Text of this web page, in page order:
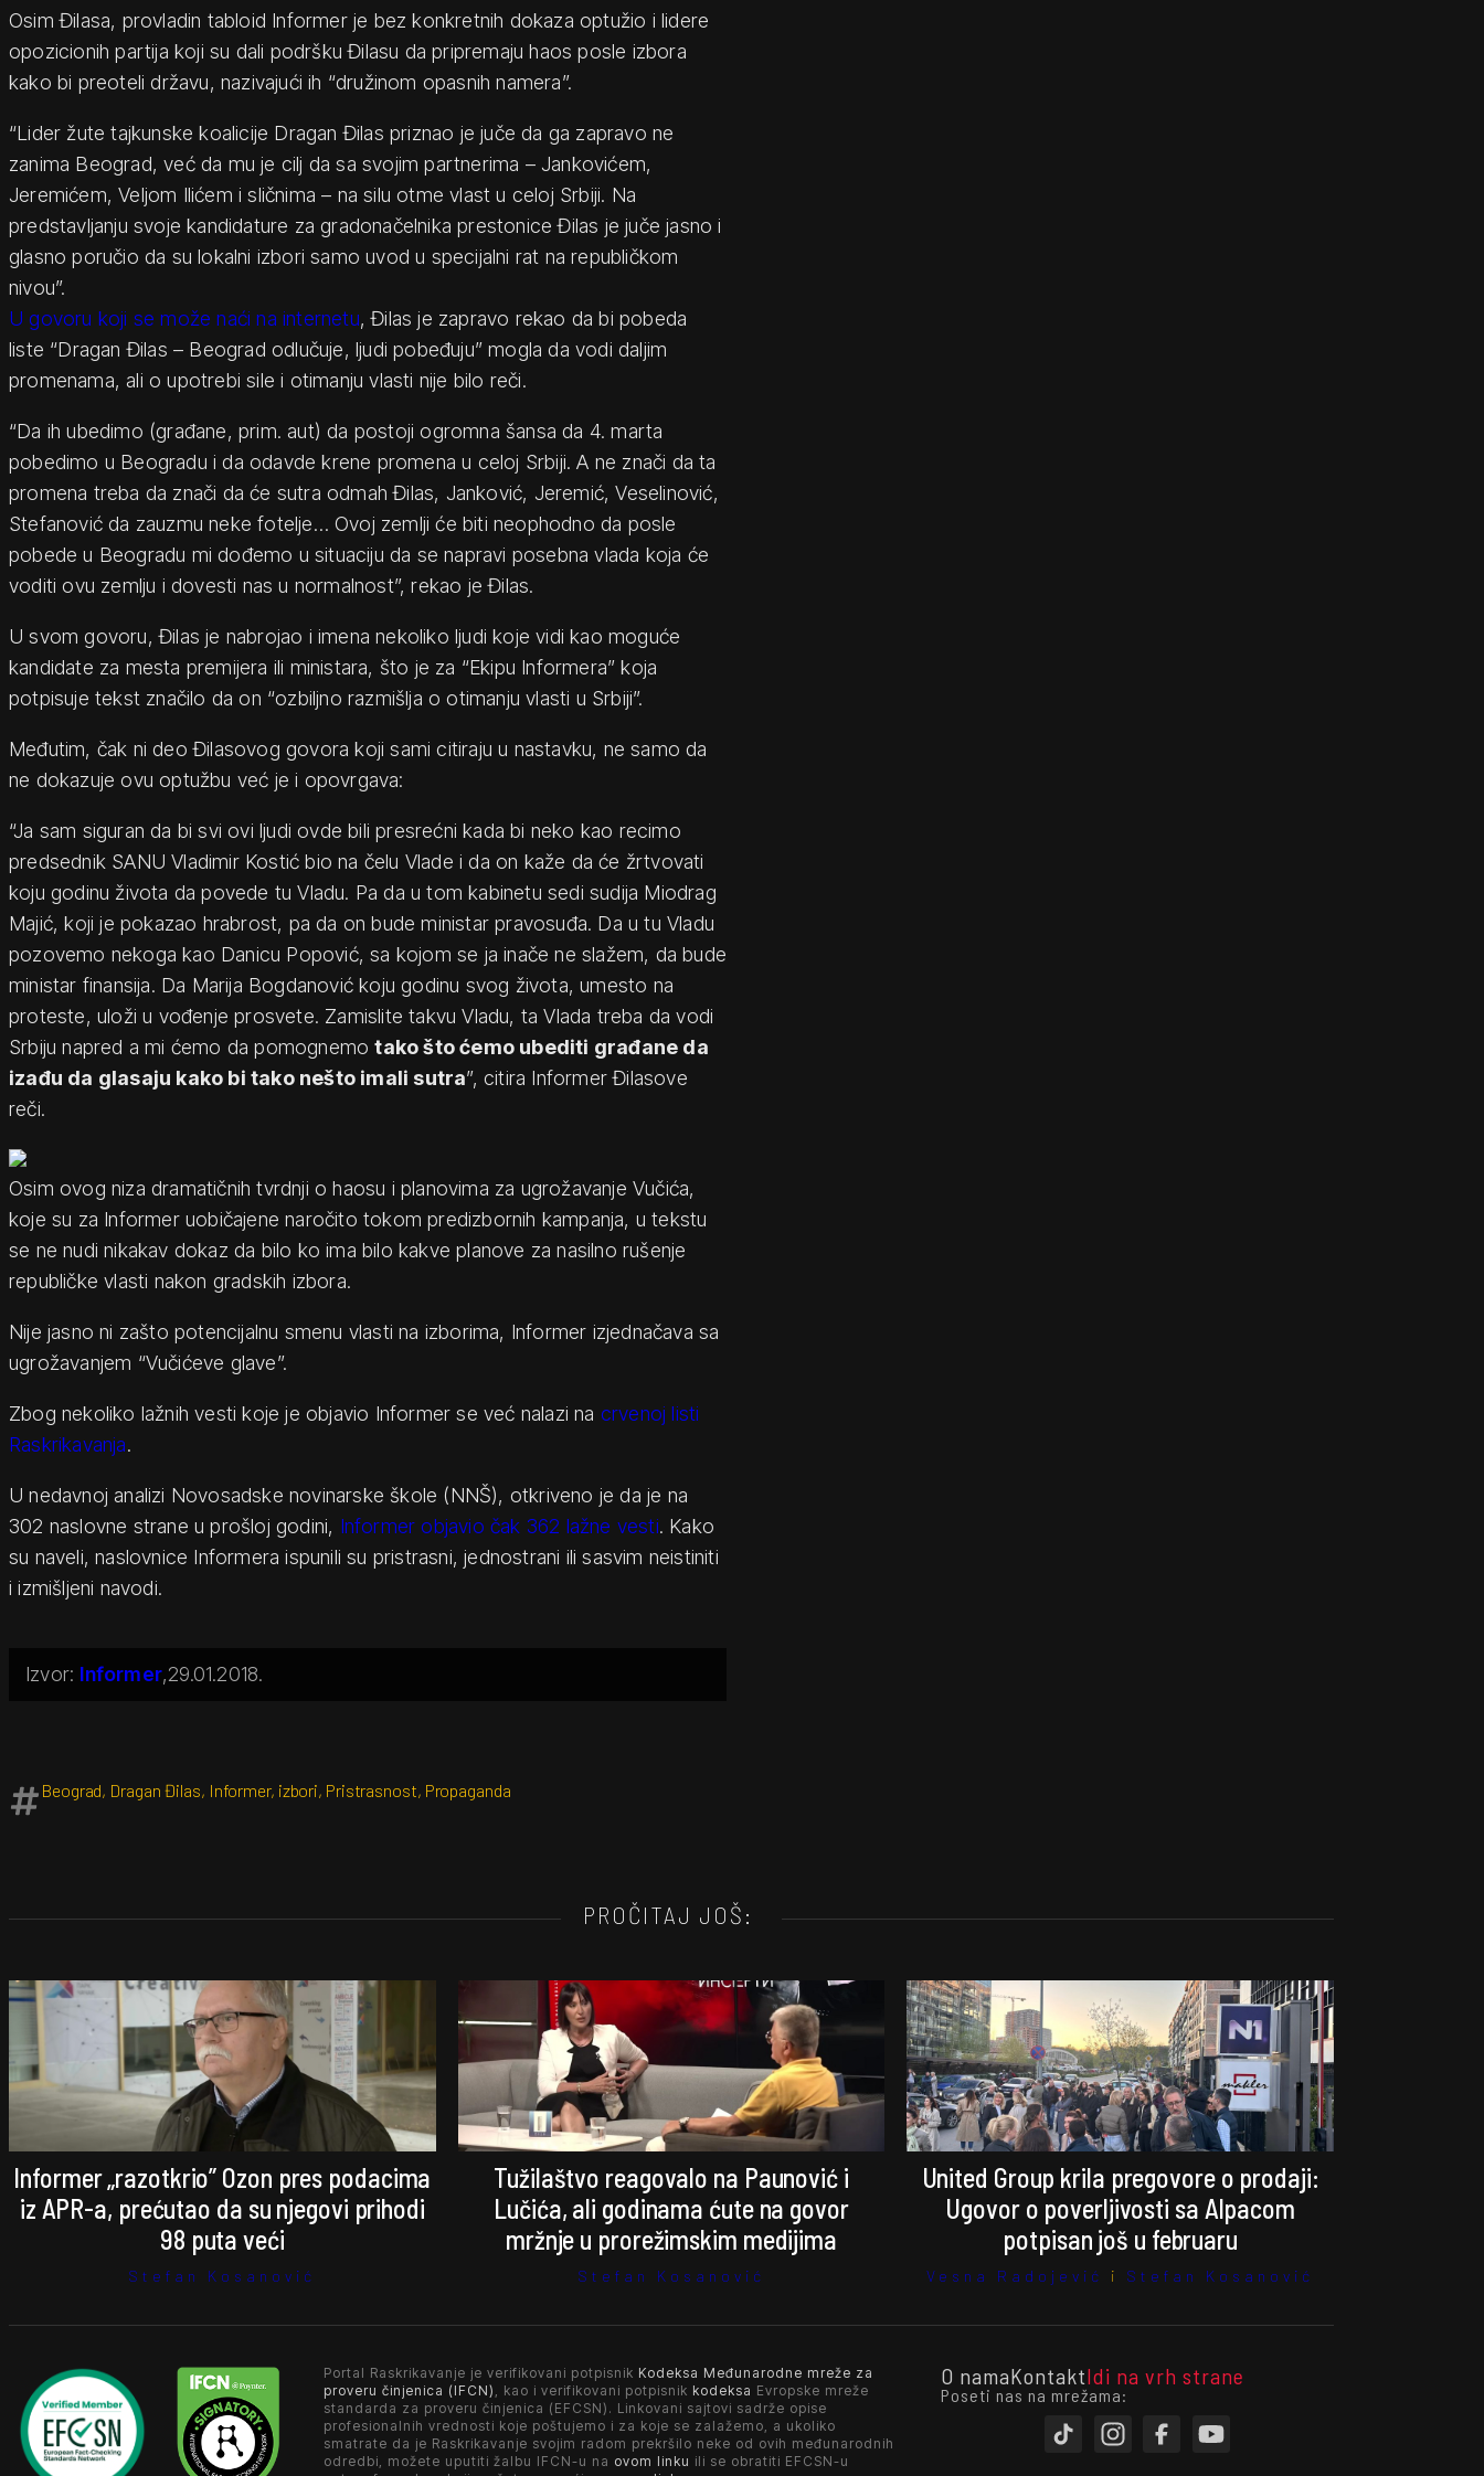
Osim Đilasa, provladin tabloid Informer je bez konkretnih dokaza optužio i lidere
opozicionih partija koji su dali podršku Đilasu da pripremaju haos posle izbora
kako bi preoteli državu, nazivajući ih “družinom opasnih namera”.
“Lider žute tajkunske koalicije Dragan Đilas priznao je juče da ga zapravo ne
zanima Beograd, već da mu je cilj da sa svojim partnerima – Jankovićem,
Jeremićem, Veljom Ilićem i sličnima – na silu otme vlast u celoj Srbiji. Na
predstavljanju svoje kandidature za gradonačelnika prestonice Đilas je juče jasno i
glasno poručio da su lokalni izbori samo uvod u specijalni rat na republičkom
nivou”.
U govoru koji se može naći na internetu, Đilas je zapravo rekao da bi pobeda
liste “Dragan Đilas – Beograd odlučuje, ljudi pobeđuju” mogla da vodi daljim
promenama, ali o upotrebi sile i otimanju vlasti nije bilo reči.
“Da ih ubedimo (građane, prim. aut) da postoji ogromna šansa da 4. marta
pobedimo u Beogradu i da odavde krene promena u celoj Srbiji. A ne znači da ta
promena treba da znači da će sutra odmah Đilas, Janković, Jeremić, Veselinović,
Stefanović da zauzmu neke fotelje… Ovoj zemlji će biti neophodno da posle
pobede u Beogradu mi dođemo u situaciju da se napravi posebna vlada koja će
voditi ovu zemlju i dovesti nas u normalnost”, rekao je Đilas.
U svom govoru, Đilas je nabrojao i imena nekoliko ljudi koje vidi kao moguće
kandidate za mesta premijera ili ministara, što je za “Ekipu Informera” koja
potpisuje tekst značilo da on “ozbiljno razmišlja o otimanju vlasti u Srbiji”.
Međutim, čak ni deo Đilasovog govora koji sami citiraju u nastavku, ne samo da
ne dokazuje ovu optužbu već je i opovrgava:
“Ja sam siguran da bi svi ovi ljudi ovde bili presrećni kada bi neko kao recimo
predsednik SANU Vladimir Kostić bio na čelu Vlade i da on kaže da će žrtvovati
koju godinu života da povede tu Vladu. Pa da u tom kabinetu sedi sudija Miodrag
Majić, koji je pokazao hrabrost, pa da on bude ministar pravosuđa. Da u tu Vladu
pozovemo nekoga kao Danicu Popović, sa kojom se ja inače ne slažem, da bude
ministar finansija. Da Marija Bogdanović koju godinu svog života, umesto na
proteste, uloži u vođenje prosvete. Zamislite takvu Vladu, ta Vlada treba da vodi
Srbiju napred a mi ćemo da pomognemotako što ćemo ubediti građane da
izađu da glasaju kako bi tako nešto imali sutra”, citira Informer Đilasove
reči.
Osim ovog niza dramatičnih tvrdnji o haosu i planovima za ugrožavanje Vučića,
koje su za Informer uobičajene naročito tokom predizbornih kampanja, u tekstu
se ne nudi nikakav dokaz da bilo ko ima bilo kakve planove za nasilno rušenje
republičke vlasti nakon gradskih izbora.
Nije jasno ni zašto potencijalnu smenu vlasti na izborima, Informer izjednačava sa
ugrožavanjem “Vučićeve glave”.
Zbog nekoliko lažnih vesti koje je objavio Informer se već nalazi na crvenoj listi
Raskrikavanja.
U nedavnoj analizi Novosadske novinarske škole (NNŠ), otkriveno je da je na
302 naslovne strane u prošloj godini, Informer objavio čak 362 lažne vesti. Kako
su naveli, naslovnice Informera ispunili su pristrasni, jednostrani ili sasvim neistiniti
i izmišljeni navodi.
Informer 29.01.2018.
Beograd, Dragan Đilas, Informer, izbori, Pristrasnost, Propaganda
PROČITAJ JOŠ:
Informer „razotkrio” Ozon pres podacima
iz APR-a, prećutao da su njegovi prihodi
98 puta veći
Stefan Kosanović
Tužilaštvo reagovalo na Paunović i
Lučića, ali godinama ćute na govor
mržnje u prorežimskim medijima
Stefan Kosanović
United Group krila pregovore o prodaji:
Ugovor o poverljivosti sa Alpacom
potpisan još u februaru
Vesna Radojević i Stefan Kosanović
Portal Raskrikavanje je verifikovani potpisnik Kodeksa Međunarodne mreže za
proveru činjenica (IFCN)
, kao i verifikovani potpisnik kodeksa Evropske mreže
standarda za proveru činjenica (EFCSN). Linkovani sajtovi sadrže opise
profesionalnih vrednosti koje poštujemo i za koje se zalažemo, a ukoliko
smatrate da je Raskrikavanje svojim radom prekršilo neke od ovih međunarodnih
odredbi, možete uputiti žalbu IFCN-u na ovom linku ili se obratiti EFCSN-u
O namaKontaktIdi na vrh strane
Poseti nas na mrežama: